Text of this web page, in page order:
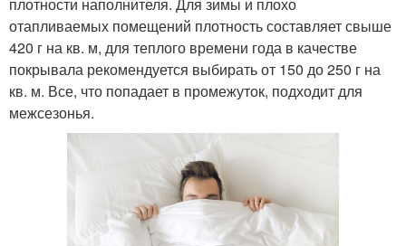
плотности наполнителя. Для зимы и плохо
отапливаемых помещений плотность составляет свыше
420 г на кв. м, для теплого времени года в качестве
покрывала рекомендуется выбирать от 150 до 250 г на
кв. м. Все, что попадает в промежуток, подходит для
межсезонья.